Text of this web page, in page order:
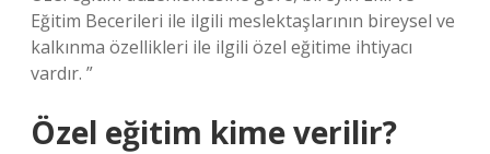
Eğitim Becerileri ile ilgili meslektaşlarının bireysel ve
kalkınma özellikleri ile ilgili özel eğitime ihtiyacı
vardır. ”
Özel eğitim kime verilir?